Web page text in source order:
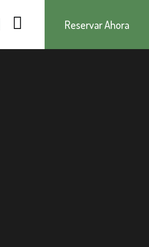
Reservar Ahora